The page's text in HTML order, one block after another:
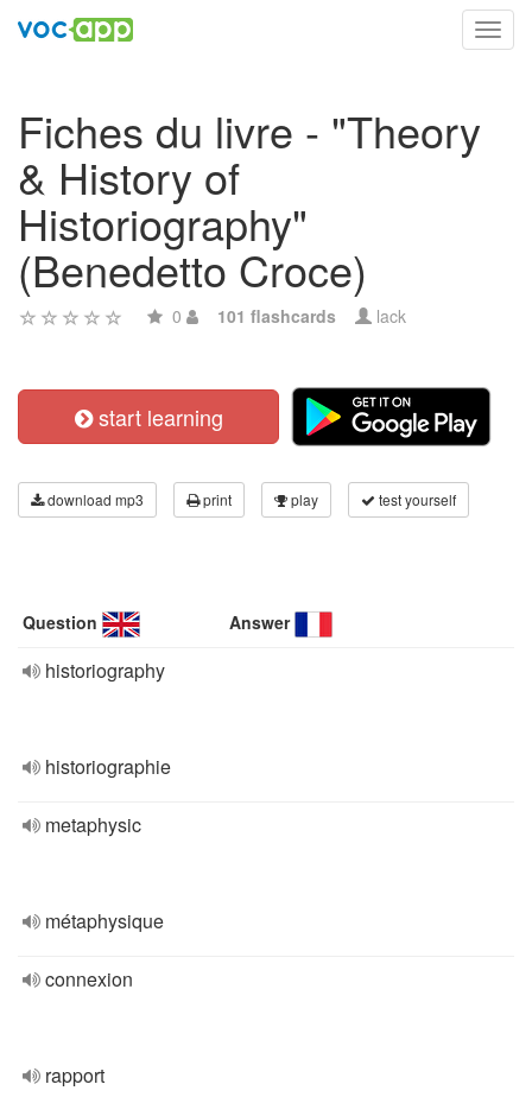
Fiches du livre - "Theory
& History of
Historiography"
(Benedetto Croce)
0 101 flashcards lack
start learning
download mp3 print play test yourself
Question Answer
historiography
historiographie
metaphysic
métaphysique
connexion
rapport